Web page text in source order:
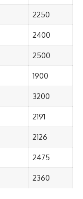
2250
2400
2500
1900
3200
2191
2126
2475
2360